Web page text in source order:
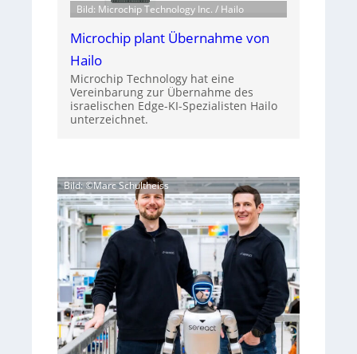
Bild: Microchip Technology Inc. / Hailo
Microchip plant Übernahme von
Hailo
Microchip Technology hat eine
Vereinbarung zur Übernahme des
israelischen Edge-KI-Spezialisten Hailo
unterzeichnet.
Bild: ©Marc Schultheiss